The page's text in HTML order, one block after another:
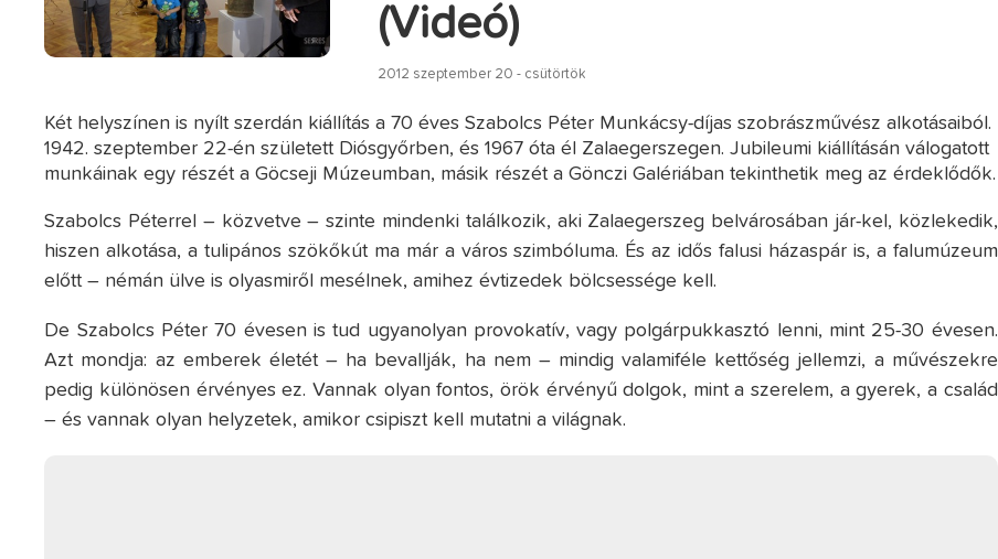
(Videó)
2012 szeptember 20 - csütörtök
Két helyszínen is nyílt szerdán kiállítás a 70 éves Szabolcs Péter Munkácsy-díjas szobrászművész alkotásaiból.
1942. szeptember 22-én született Diósgyőrben, és 1967 óta él Zalaegerszegen. Jubileumi kiállításán válogatott
munkáinak egy részét a Göcseji Múzeumban, másik részét a Gönczi Galériában tekinthetik meg az érdeklődők.
Szabolcs Péterrel – közvetve – szinte mindenki találkozik, aki Zalaegerszeg belvárosában jár-kel, közlekedik,
hiszen alkotása, a tulipános szökőkút ma már a város szimbóluma. És az idős falusi házaspár is, a falumúzeum
előtt – némán ülve is olyasmiről mesélnek, amihez évtizedek bölcsessége kell.
De Szabolcs Péter 70 évesen is tud ugyanolyan provokatív, vagy polgárpukkasztó lenni, mint 25-30 évesen.
Azt mondja: az emberek életét – ha bevallják, ha nem – mindig valamiféle kettőség jellemzi, a művészekre
pedig különösen érvényes ez. Vannak olyan fontos, örök érvényű dolgok, mint a szerelem, a gyerek, a család
– és vannak olyan helyzetek, amikor csipiszt kell mutatni a világnak.